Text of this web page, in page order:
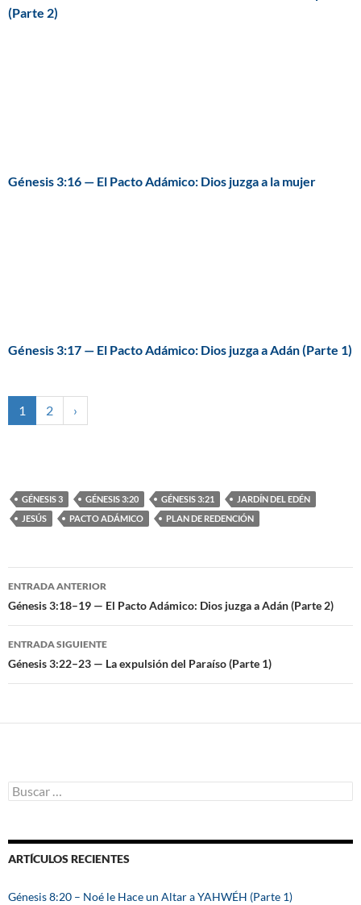
(Parte 2)
Génesis 3:16 — El Pacto Adámico: Dios juzga a la mujer
Génesis 3:17 — El Pacto Adámico: Dios juzga a Adán (Parte 1)
1 2 ›
GÉNESIS 3 GÉNESIS 3:20 GÉNESIS 3:21
JARDÍN DEL EDÉN
JESÚS
PACTO ADÁMICO PLAN DE REDENCIÓN
Navegación
de
entradas
ENTRADA ANTERIOR
Génesis 3:18–19 — El Pacto Adámico: Dios juzga a Adán (Parte 2)
ENTRADA SIGUIENTE
Génesis 3:22–23 — La expulsión del Paraíso (Parte 1)
B
u
a
r
ARTÍCULOS RECIENTES
Génesis 8:20 – Noé le Hace un Altar a YAHWÉH (Parte 1)